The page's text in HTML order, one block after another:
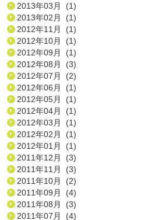
2013年03月 (1)
2013年02月 (1)
2012年11月 (1)
2012年10月 (1)
2012年09月 (1)
2012年08月 (3)
2012年07月 (2)
2012年06月 (1)
2012年05月 (1)
2012年04月 (1)
2012年03月 (1)
2012年02月 (1)
2012年01月 (1)
2011年12月 (3)
2011年11月 (3)
2011年10月 (2)
2011年09月 (4)
2011年08月 (3)
2011年07月 (4)